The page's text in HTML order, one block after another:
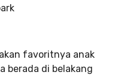
favoritnya anak
berada di belakang